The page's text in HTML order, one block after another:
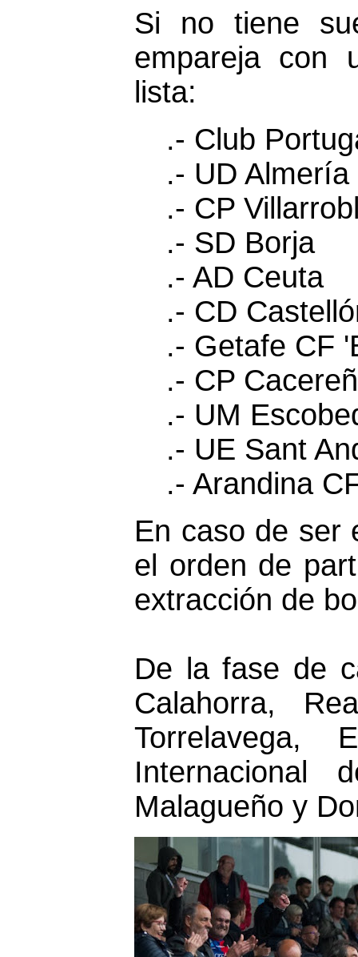
Si no tiene
empareja con
lista:
.- Club
.- UD Almería
.- CP
.- SD Borja
.- AD Ceuta
.- CD
.- Getafe CF
.- CP
.- UM
.- UE Sant
.- Arandina
En caso de ser
el orden de
extracción de
De la fase de
Calahorra,
Torrelavega,
Internacional
Malagueño y